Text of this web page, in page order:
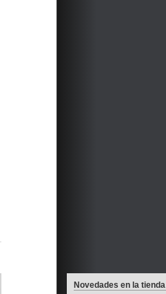
Novedades en la tienda